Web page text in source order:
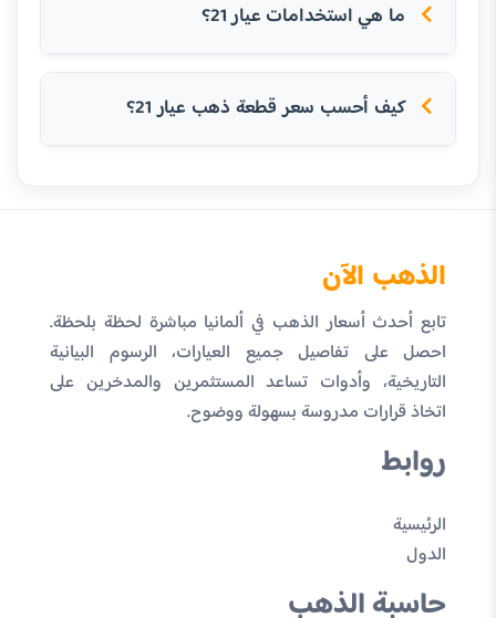
ما هي استخدامات عيار 21؟
كيف أحسب سعر قطعة ذهب عيار 21؟
الذهب الآن
تابع أحدث أسعار الذهب في ألمانيا مباشرة لحظة بلحظة.
احصل على تفاصيل جميع العيارات، الرسوم البيانية
التاريخية، وأدوات تساعد المستثمرين والمدخرين على
اتخاذ قرارات مدروسة بسهولة ووضوح.
روابط
الرئيسية
الدول
حاسبة الذهب